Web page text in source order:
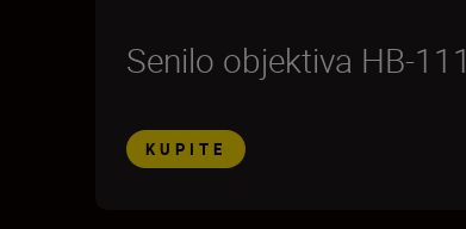
Senilo objektiva HB-111
KUPITE